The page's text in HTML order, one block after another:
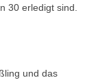
30 erledigt sind.
und das